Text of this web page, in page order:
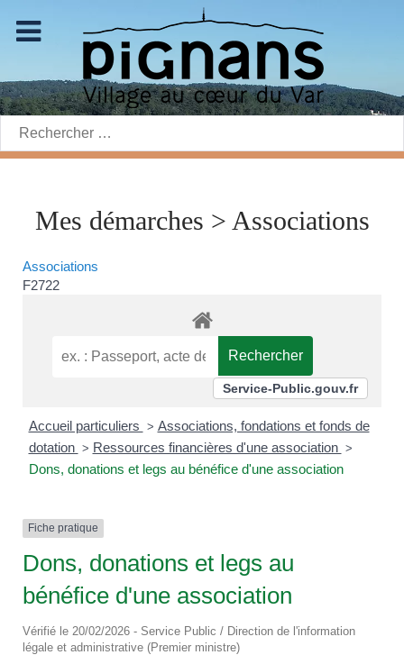
Rechercher:
Mes démarches > Associations
Associations
F2722
Service-Public.gouv.fr
Accueil particuliers > Associations, fondations et fonds de
dotation > Ressources financières d'une association >
Dons, donations et legs au bénéfice d'une association
Fiche pratique
Dons, donations et legs au
bénéfice d'une association
Vérifié le 20/02/2026 - Service Public / Direction de l'information
légale et administrative (Premier ministre)